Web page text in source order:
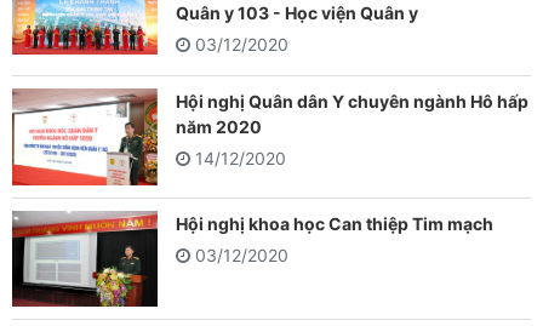
Quân y 103 - Học viện Quân y
03/12/2020
Hội nghị Quân dân Y chuyên ngành Hô hấp
năm 2020
14/12/2020
Hội nghị khoa học Can thiệp Tim mạch
03/12/2020